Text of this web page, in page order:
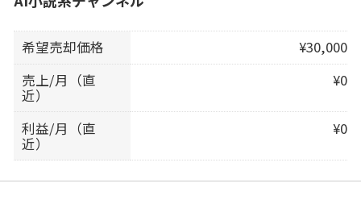
希望売却価格
¥30,000
売上/月（直
近）
¥0
利益/月（直
近）
¥0